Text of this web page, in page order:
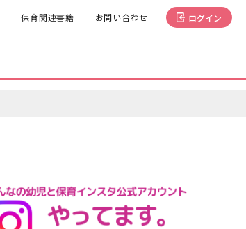
保育関連書籍 お問い合わせ ログイン